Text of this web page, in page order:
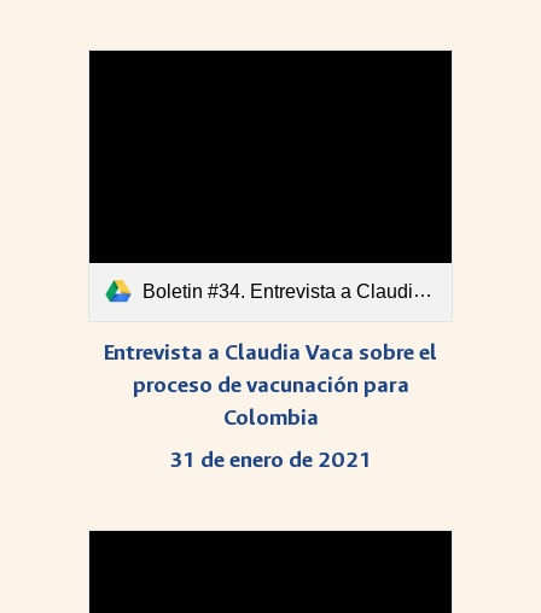
Boletin #34. Entrevista a Claudia Vaca sobre el proceso de vacunación para Colombia 31 de enero de 2021.pdf
Entrevista a Claudia Vaca sobre el
proceso de vacunación para
Colombia
31 de enero de 2021